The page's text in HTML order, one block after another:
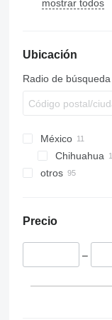
525
550
JS
LTM
MT
LB
MH
377
TL
BL
L-series
EW
ZM
ZL
H
mostrar todos
Ubicación
Radio de búsqueda
México
Chihuahua
otros
Suecia
Alemania
Precio
–